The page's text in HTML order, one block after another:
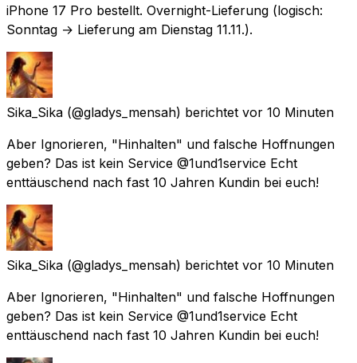
iPhone 17 Pro bestellt. Overnight-Lieferung (logisch:
Sonntag → Lieferung am Dienstag 11.11.).
Sika_Sika (@gladys_mensah) berichtet vor 10 Minuten
Aber Ignorieren, "Hinhalten" und falsche Hoffnungen
geben? Das ist kein Service @1und1service Echt
enttäuschend nach fast 10 Jahren Kundin bei euch!
Sika_Sika (@gladys_mensah) berichtet vor 10 Minuten
Aber Ignorieren, "Hinhalten" und falsche Hoffnungen
geben? Das ist kein Service @1und1service Echt
enttäuschend nach fast 10 Jahren Kundin bei euch!